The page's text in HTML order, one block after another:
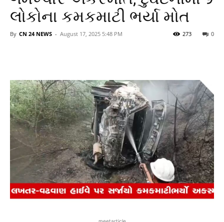
લોકોના કમકમાટી ભર્યા મોત
By CN 24 NEWS - August 17, 2025 5:48 PM 0
273